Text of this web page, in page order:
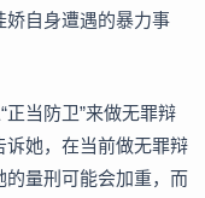
娇自身遭遇的暴力事
正当防卫”来做无罪辩
她，在当前做无罪辩
量刑可能会加重，而